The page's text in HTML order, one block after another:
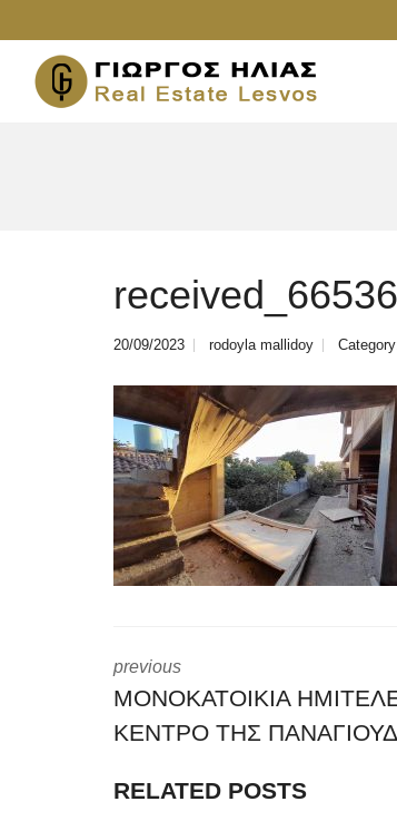
20/09/2023 rodoyla mallidoy
previous
ΜΟΝΟΚΑΤΟΙΚΙΑ
ΚΕΝΤΡΟ ΤΗΣ
RELATED POSTS